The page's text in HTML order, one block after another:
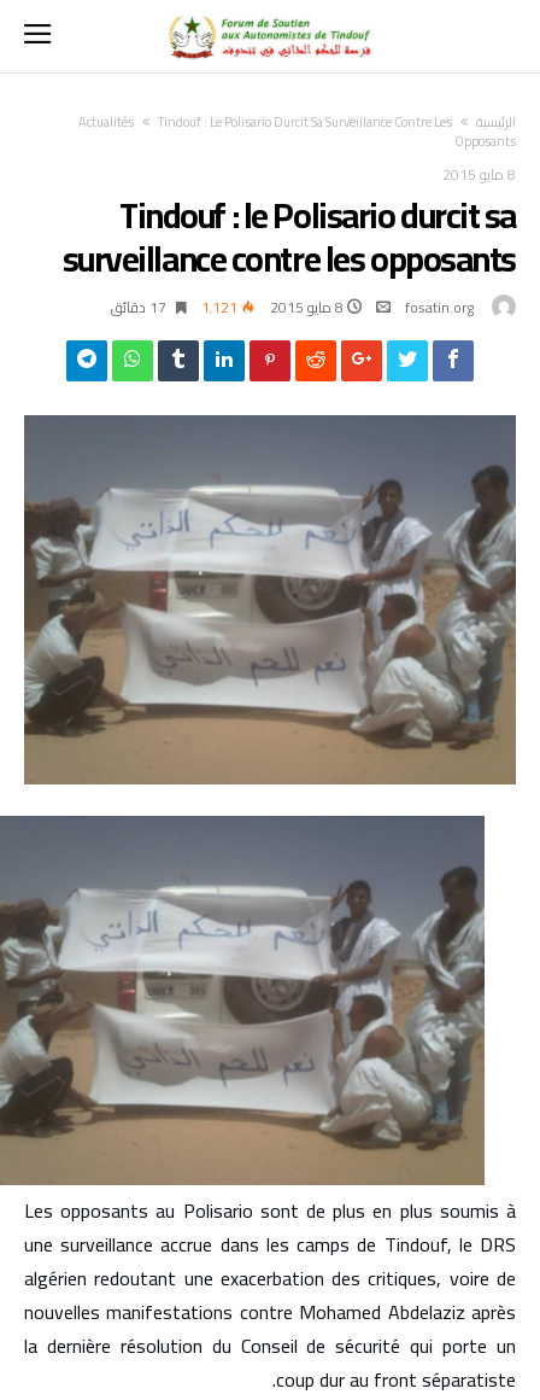
‫الرئيسية‬ Actualités
Tindouf : Le Polisario Durcit Sa Surveillance Contre Les
Opposants
8 مايو 2015
Tindouf : le Polisario durcit sa
surveillance contre les opposants
fosatin.org 8 مايو 2015 1٬121 17 ‫دقائق‬
Les opposants au Polisario sont de plus en plus soumis à
une surveillance accrue dans les camps de Tindouf, le DRS
algérien redoutant une exacerbation des critiques, voire de
nouvelles manifestations contre Mohamed Abdelaziz après
la dernière résolution du Conseil de sécurité qui porte un
coup dur au front séparatiste.